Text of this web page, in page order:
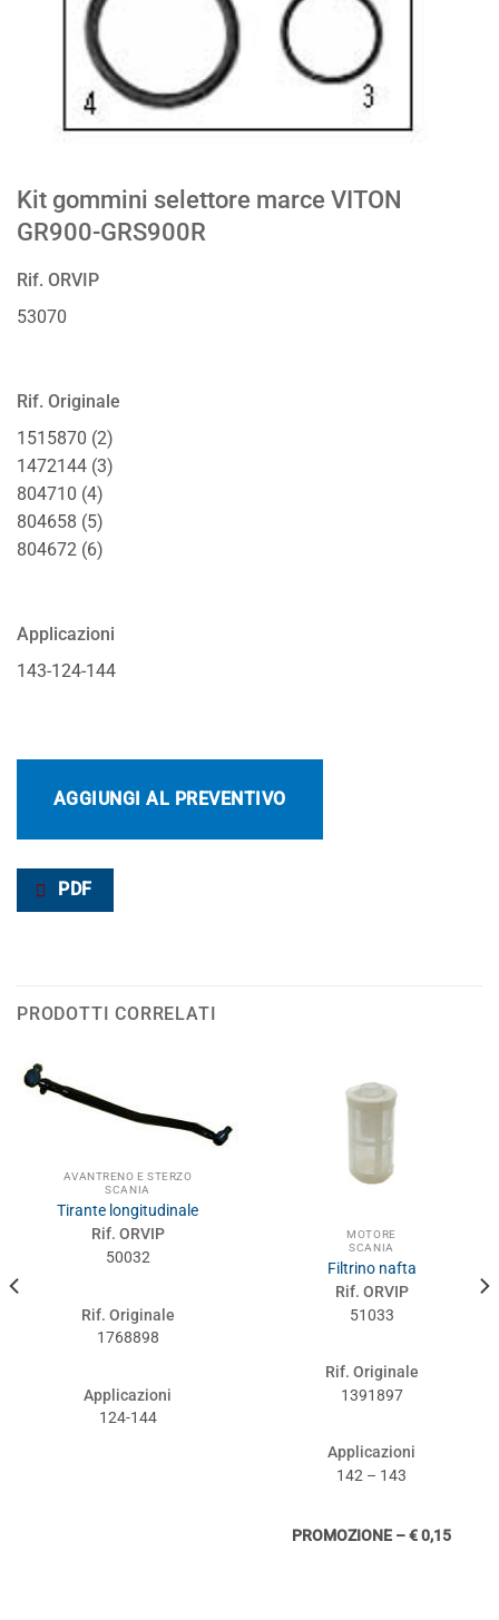
Kit gommini selettore marce VITON
GR900-GRS900R
Rif. ORVIP
53070
Rif. Originale
1515870 (2)
1472144 (3)
804710 (4)
804658 (5)
804672 (6)
Applicazioni
143-124-144
AGGIUNGI AL PREVENTIVO
PDF
PRODOTTI CORRELATI
AVANTRENO E STERZO
SCANIA
Tirante longitudinale
Rif. ORVIP
50032
Rif. Originale
1768898
Applicazioni
124-144
MOTORE
SCANIA
Filtrino nafta
Rif. ORVIP
51033
Rif. Originale
1391897
Applicazioni
142 – 143
PROMOZIONE – € 0,15